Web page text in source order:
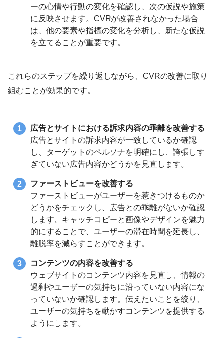
ーの心情や行動の変化を確認し、次の仮説や施策
に反映させます。CVRが改善されなかった場合
は、他の要素や指標の変化を分析し、新たな仮説
を立てることが重要です。
これらのステップを繰り返しながら、CVRの改善に取り
組むことが効果的です。
広告とサイトにおける訴求内容の乖離を改善する
広告とサイトの訴求内容が一致しているか確認
し、ターゲットのペルソナを明確にし、誇張しす
ぎていない広告内容かどうかを見直します。
ファーストビューを改善する
ファーストビューがユーザーを惹きつけるものか
どうかをチェックし、広告との乖離がないか確認
します。キャッチコピーと画像やデザインを魅力
的にすることで、ユーザーの滞在時間を延長し、
離脱率を減らすことができます。
コンテンツの内容を改善する
ウェブサイトのコンテンツ内容を見直し、情報の
過剰やユーザーの気持ちに沿っていない内容にな
っていないか確認します。伝えたいことを絞り、
ユーザーの気持ちを動かすコンテンツを提供する
ようにします。